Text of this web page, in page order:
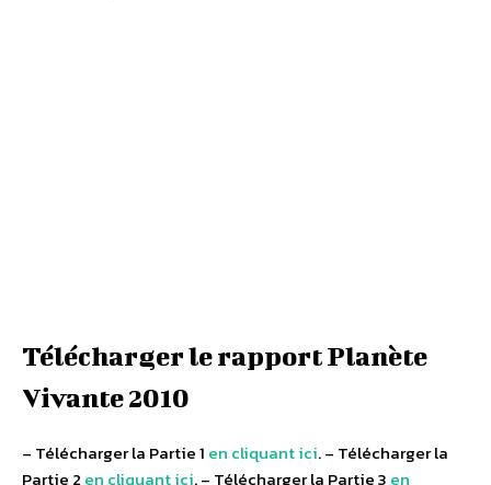
Télécharger le rapport Planète
Vivante 2010
– Télécharger la Partie 1 en cliquant ici. – Télécharger la
Partie 2 en cliquant ici. – Télécharger la Partie 3 en